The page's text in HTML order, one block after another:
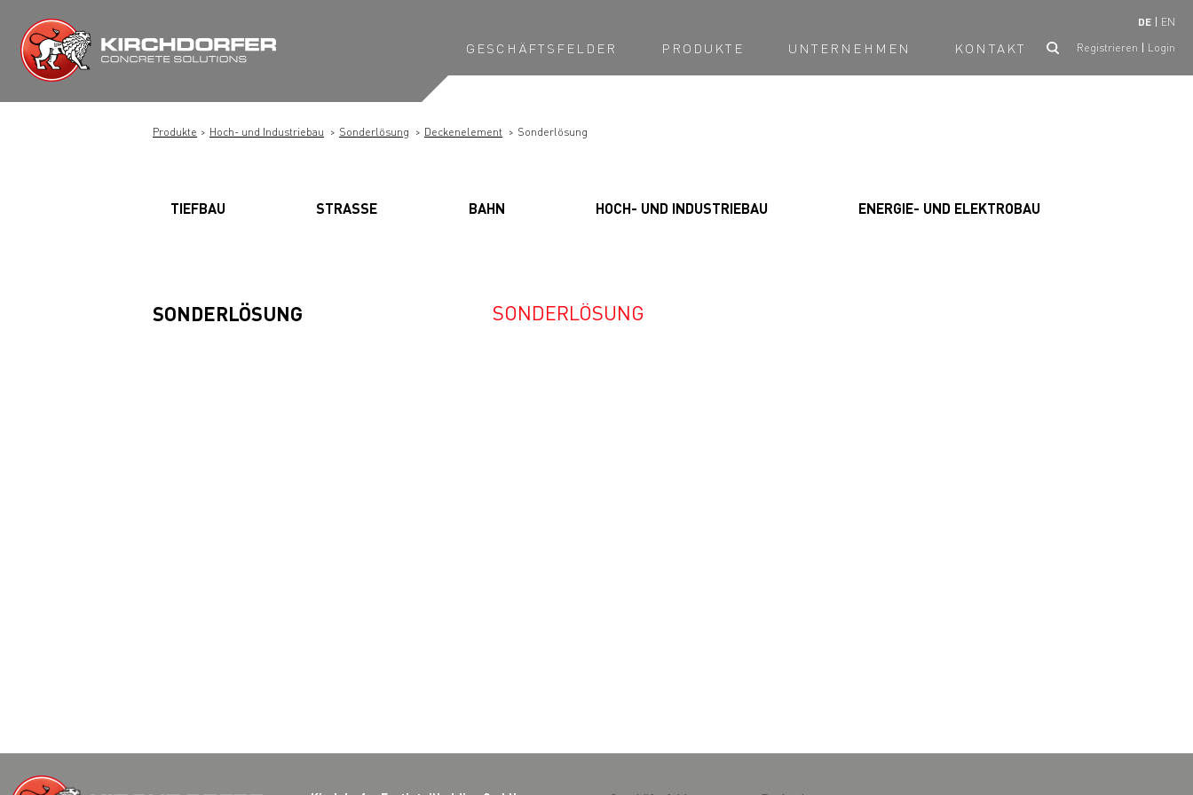
Inhalt
springen
DE EN
GESCHÄFTSFELDER PRODUKTE UNTERNEHMEN KONTAKT Registrieren Login
Produkte Hoch- und Industriebau Sonderlösung Deckenelement Sonderlösung
TIEFBAU STRASSE BAHN HOCH- UND INDUSTRIEBAU ENERGIE- UND ELEKTROBAU
SONDERLÖSUNG SONDERLÖSUNG